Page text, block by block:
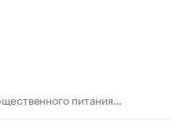
питания...